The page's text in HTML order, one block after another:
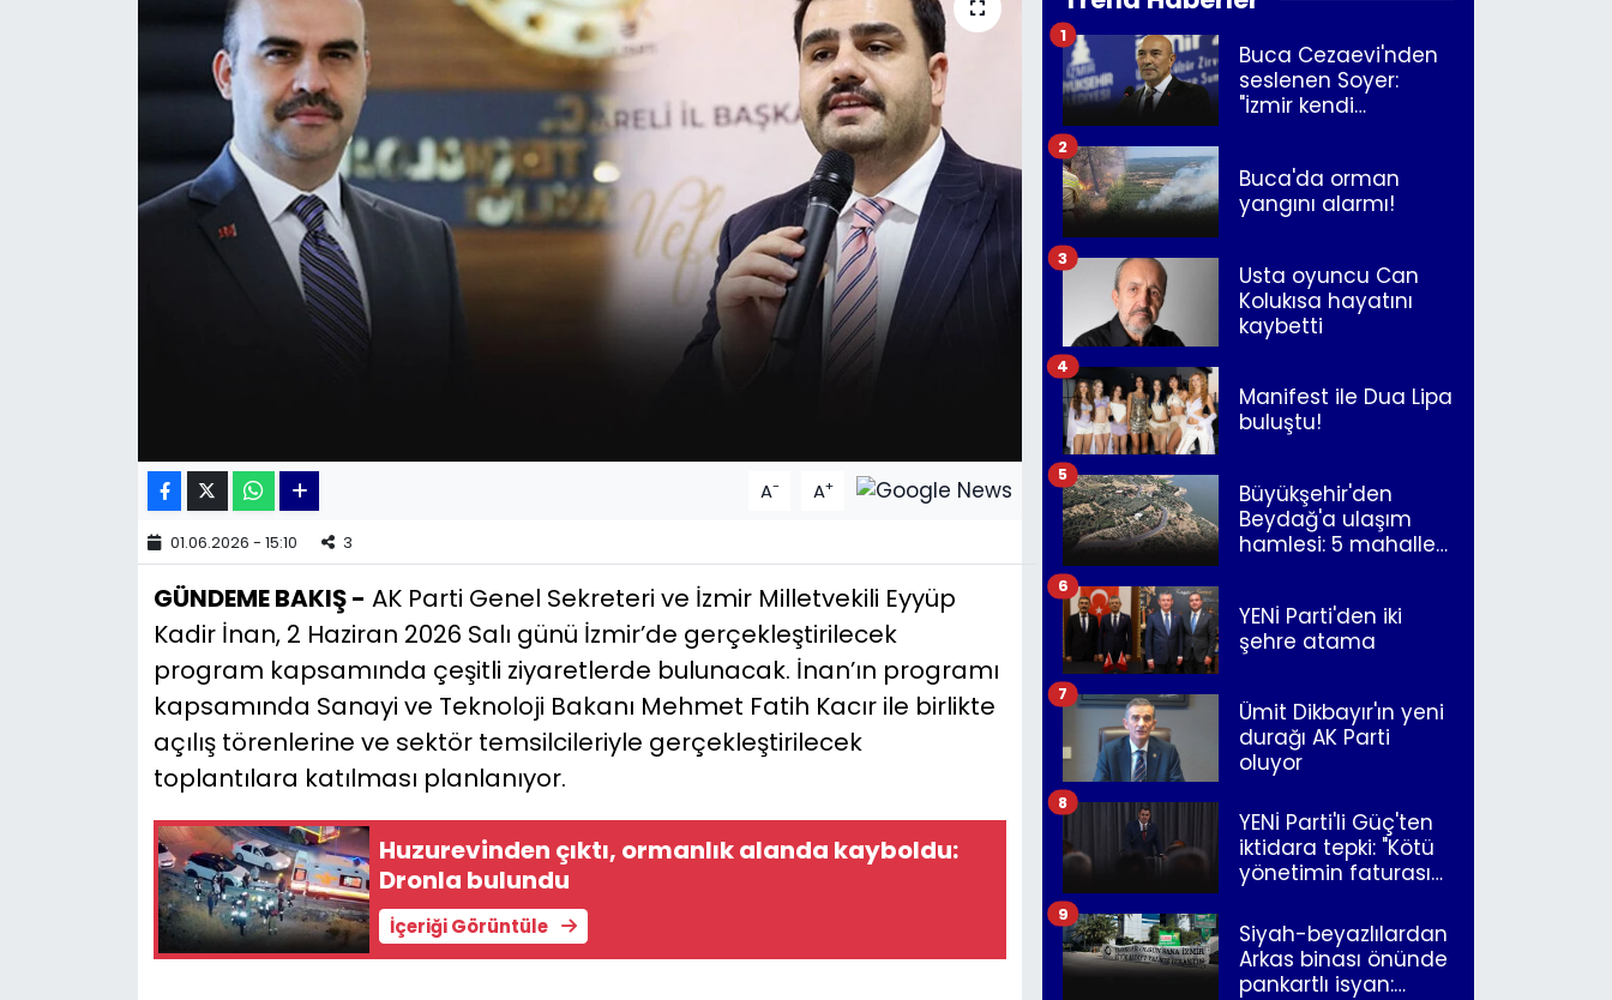
A- A+
01.06.2026 - 15:10 3
GÜNDEME BAKIŞ - AK Parti Genel Sekreteri ve İzmir Milletvekili Eyyüp
Kadir İnan, 2 Haziran 2026 Salı günü İzmir’de gerçekleştirilecek
program kapsamında çeşitli ziyaretlerde bulunacak. İnan’ın programı
kapsamında Sanayi ve Teknoloji Bakanı Mehmet Fatih Kacır ile birlikte
açılış törenlerine ve sektör temsilcileriyle gerçekleştirilecek
toplantılara katılması planlanıyor.
Huzurevinden çıktı, ormanlık alanda kayboldu:
Dronla bulundu
İçeriği Görüntüle
Buca Cezaevi'nden
seslenen Soyer:
"İzmir kendi
1
Buca'da orman
yangını alarmı!
2
Usta oyuncu Can
Kolukısa hayatını
kaybetti
3
Manifest ile Dua Lipa
buluştu!
4
Büyükşehir'den
Beydağ'a ulaşım
hamlesi: 5 mahalle
5
YENİ Parti'den iki
şehre atama
6
Ümit Dikbayır'ın yeni
durağı AK Parti
oluyor
7
YENİ Parti'li Güç'ten
iktidara tepki: "Kötü
yönetimin faturasını
8
Siyah-beyazlılardan
Arkas binası önünde
pankartlı isyan:
9
KÜLTÜR SANAT
POLİTİKA
Yaşam
YEREL POLİTİKA
YEREL YÖNETİMLER